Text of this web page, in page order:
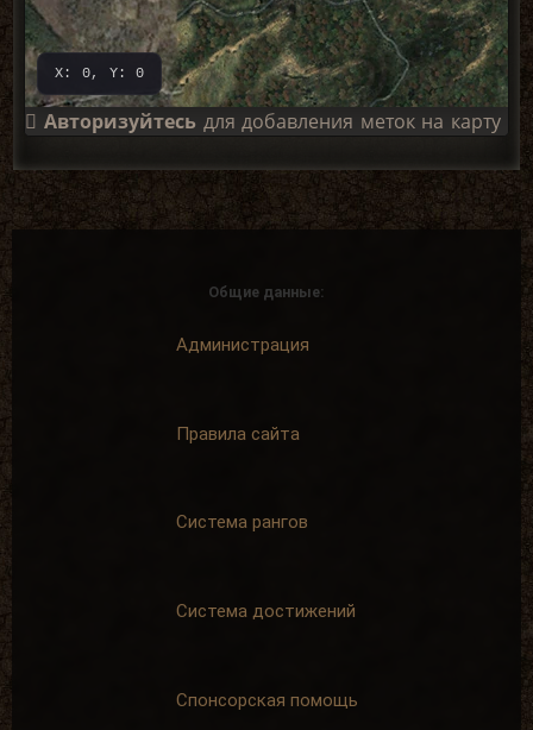
X: 0, Y: 0
Авторизуйтесьдля добавления меток на карту
Общие данные:
Администрация
Правила сайта
Система рангов
Система достижений
Спонсорская помощь